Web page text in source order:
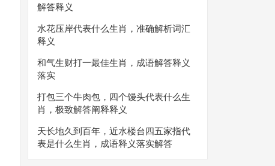
解答释义
水花压岸代表什么生肖，准确解析词汇
释义
和气生财打一最佳生肖，成语解答释义
落实
打包三个牛肉包，四个馒头代表什么生
肖，极致解答阐释释义
天长地久到百年，近水楼台四五家指代
表是什么生肖，成语释义落实解答